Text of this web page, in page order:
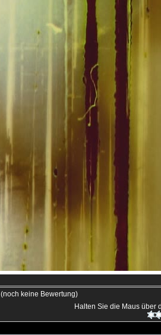
(noch keine Bewertung)
Halten Sie die Maus über